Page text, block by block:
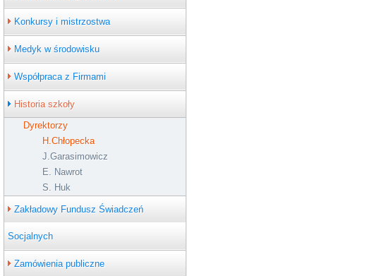
Konkursy i mistrzostwa
Medyk w środowisku
Współpraca z Firmami
Historia szkoły
Dyrektorzy
H.Chłopecka
J.Garasimowicz
E. Nawrot
S. Huk
Zakładowy Fundusz Świadczeń
Socjalnych
Zamówienia publiczne